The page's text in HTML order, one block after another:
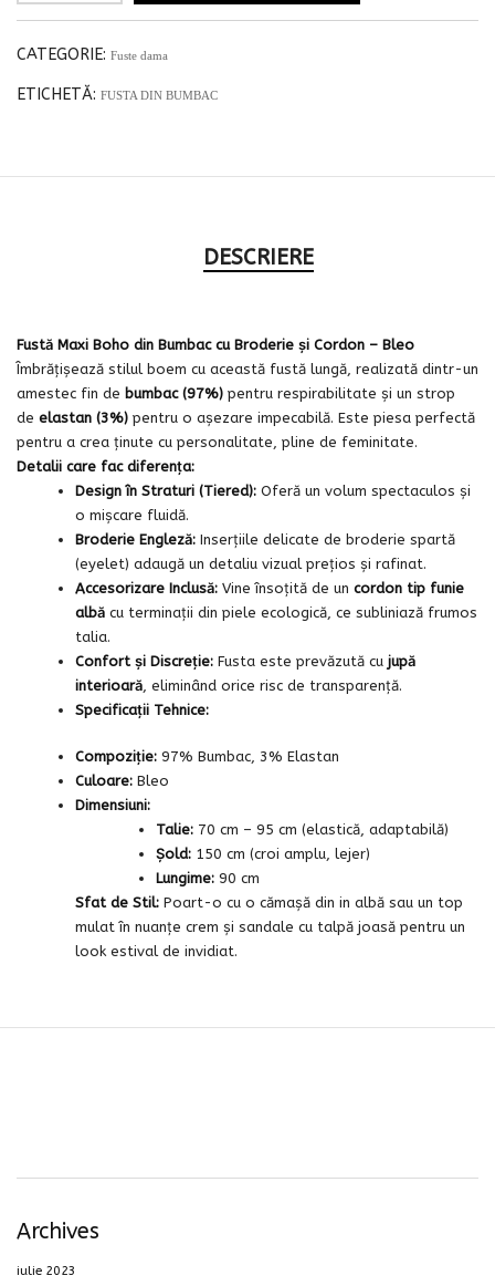
CATEGORIE: Fuste dama
ETICHETĂ: FUSTA DIN BUMBAC
DESCRIERE
Fustă Maxi Boho din Bumbac cu Broderie și Cordon – Bleo
Îmbrățișează stilul boem cu această fustă lungă, realizată dintr-un
amestec fin de bumbac (97%) pentru respirabilitate și un strop
de elastan (3%) pentru o așezare impecabilă. Este piesa perfectă
pentru a crea ținute cu personalitate, pline de feminitate.
Detalii care fac diferența:
Design în Straturi (Tiered): Oferă un volum spectaculos și
o mișcare fluidă.
Broderie Engleză: Inserțiile delicate de broderie spartă
(eyelet) adaugă un detaliu vizual prețios și rafinat.
Accesorizare Inclusă: Vine însoțită de uncordon tip funie
albă cu terminații din piele ecologică, ce subliniază frumos
talia.
Confort și Discreție: Fusta este prevăzută cujupă
interioară, eliminând orice risc de transparență.
Specificații Tehnice:
Compoziție: 97% Bumbac, 3% Elastan
Culoare: Bleo
Dimensiuni:
Talie: 70 cm – 95 cm (elastică, adaptabilă)
Șold: 150 cm (croi amplu, lejer)
Lungime: 90 cm
Sfat de Stil: Poart-o cu o cămașă din in albă sau un top
mulat în nuanțe crem și sandale cu talpă joasă pentru un
look estival de invidiat.
Archives
iulie 2023